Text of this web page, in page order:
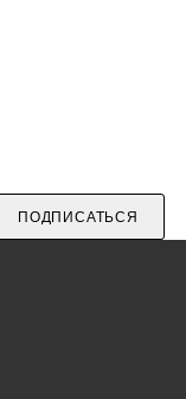
ПОДПИСАТЬСЯ